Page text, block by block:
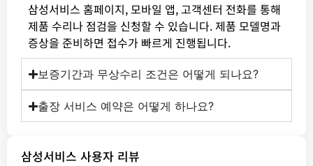
삼성서비스 홈페이지, 모바일 앱, 고객센터 전화를 통해
제품 수리나 점검을 신청할 수 있습니다. 제품 모델명과
증상을 준비하면 접수가 빠르게 진행됩니다.
보증기간과 무상수리 조건은 어떻게 되나요?
출장 서비스 예약은 어떻게 하나요?
삼성서비스 사용자 리뷰